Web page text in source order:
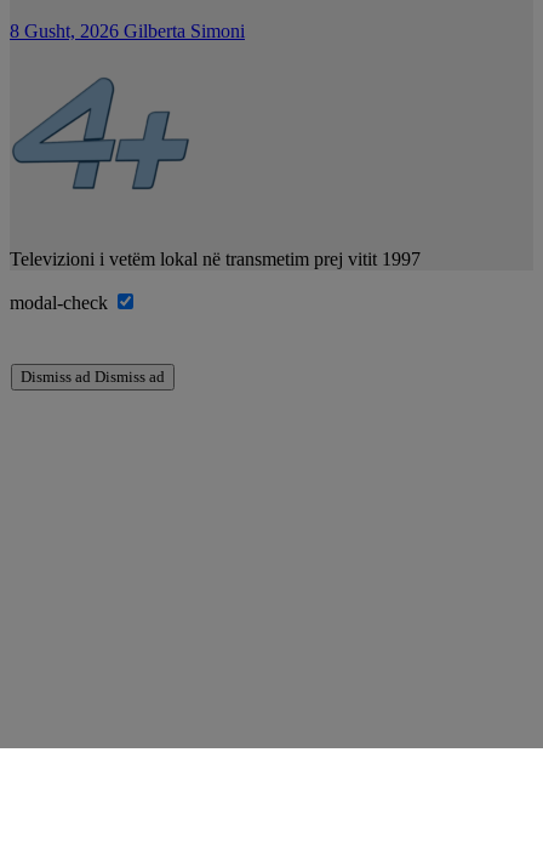
8 Gusht, 2026 Gilberta Simoni
Televizioni i vetëm lokal në transmetim prej vitit 1997
modal-check
Dismiss ad Dismiss ad